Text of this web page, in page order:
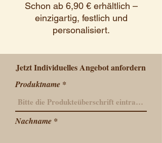
Schon ab 6,90 € erhältlich –
einzigartig, festlich und
personalisiert.
Jetzt Individuelles Angebot anfordern
Produktname
Nachname